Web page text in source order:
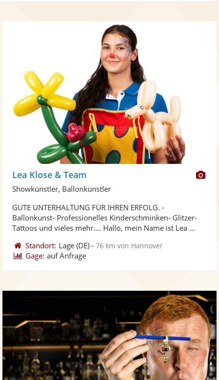
Lea Klose & Team
Showkünstler, Ballonkünstler
GUTE UNTERHALTUNG FÜR IHREN ERFOLG. -
Ballonkunst- Professionelles Kinderschminken- Glitzer-
Tattoos und vieles mehr…. Hallo, mein Name ist Lea ...
Standort: Lage (DE) -76 km von Hannover
Gage: auf Anfrage